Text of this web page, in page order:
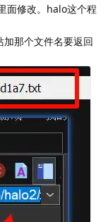
面修改。halo这个程
那个文件名要返回